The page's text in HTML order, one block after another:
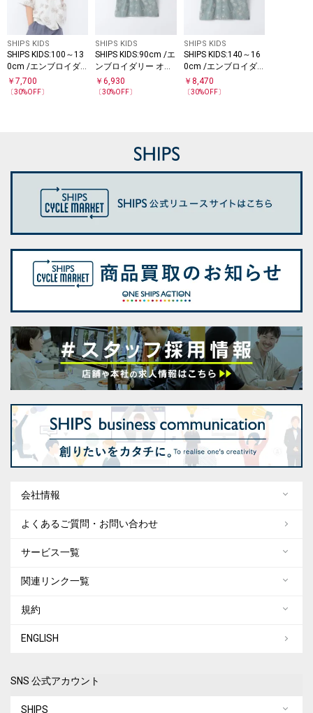
SHIPS KIDS
SHIPS KIDS:100～13
0cm /エンブロイダ
リー オープンカラー
シャツ
￥ 7,700
〔30%OFF〕
SHIPS KIDS
SHIPS KIDS:90cm /エ
ンブロイダリー オー
プンカラー シャツ
￥6,930
〔30%OFF〕
SHIPS KIDS
SHIPS KIDS:140～16
0cm /エンブロイダ
リー オープンカラー
シャツ
￥ 8,470
〔30%OFF〕
会社情報
よくあるご質問・お問い合わせ
サービス一覧
関連リンク一覧
規約
ENGLISH
SNS 公式アカウント
SHIPS